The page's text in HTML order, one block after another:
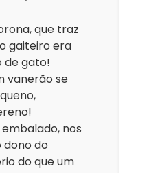
que traz
gaiteiro era
de gato!
vanerão se
nos
dono do
do que um